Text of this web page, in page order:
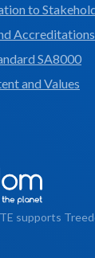
to
Accreditations
SA8000
and Values
supports